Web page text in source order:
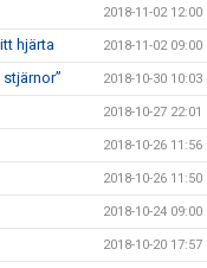
2018-11-02 12:00
hjärta 2018-11-02 09:00
2018-10-30 10:03
2018-10-27 22:01
2018-10-26 11:56
2018-10-26 11:50
2018-10-24 09:00
2018-10-20 17:57